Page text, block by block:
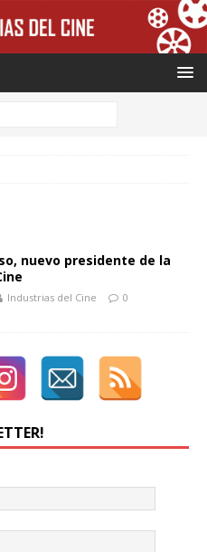
nuevo presidente de la
Industrias del Cine 0